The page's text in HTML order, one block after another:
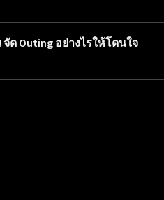
ด Outing อย่างไรให้โดนใจ